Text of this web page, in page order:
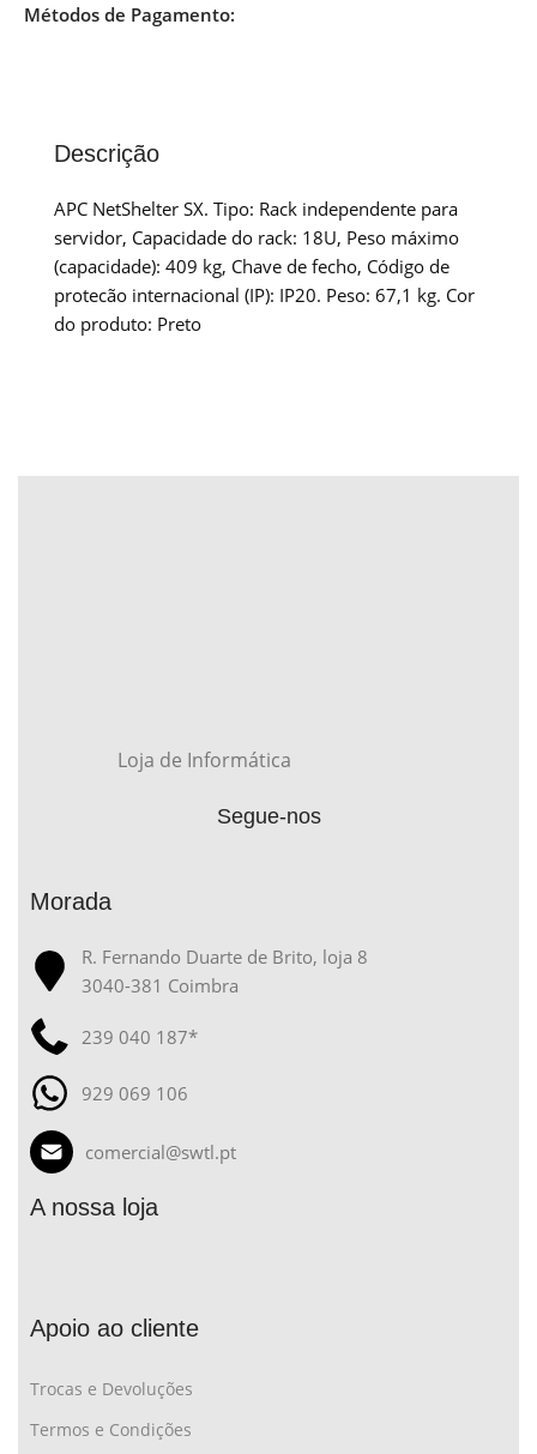
Métodos de Pagamento:
Descrição
APC NetShelter SX. Tipo: Rack independente para
servidor, Capacidade do rack: 18U, Peso máximo
(capacidade): 409 kg, Chave de fecho, Código de
protecão internacional (IP): IP20. Peso: 67,1 kg. Cor
do produto: Preto
Loja de Informática
Segue-nos
Morada
R. Fernando Duarte de Brito, loja 8
3040-381 Coimbra
239 040 187*
929 069 106
comercial@swtl.pt
A nossa loja
Apoio ao cliente
Trocas e Devoluções
Termos e Condições